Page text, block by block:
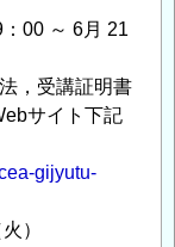
00 ～ 6月 21
，受講証明書
サイト下記
gijyutu-
）